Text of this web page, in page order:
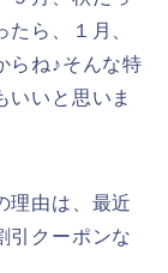
ら、１月、
らね♪そんな特
いいと思いま
理由は、最近
引クーポンな